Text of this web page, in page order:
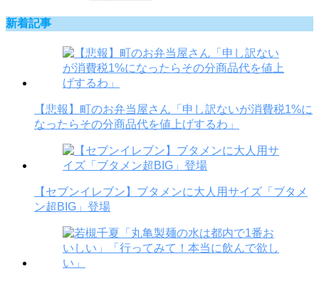
新着記事
【悲報】町のお弁当屋さん「申し訳ないが消費税1%に
なったらその分商品代を値上げするわ」
【セブンイレブン】ブタメンに大人用サイズ「ブタメ
ン超BIG」登場